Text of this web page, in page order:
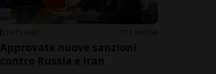
STATI UNITI 11 ore 56
Approvate nuove sanzioni
contro Russia e Iran